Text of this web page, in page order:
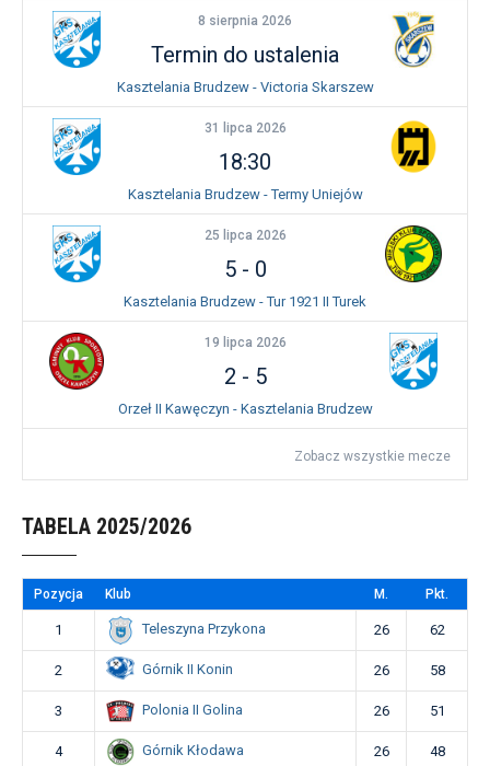
8 sierpnia 2026
Termin do ustalenia
Kasztelania Brudzew - Victoria Skarszew
31 lipca 2026
18:30
Kasztelania Brudzew - Termy Uniejów
25 lipca 2026
5- 0
Kasztelania Brudzew - Tur 1921 II Turek
19 lipca 2026
2 - 5
Orzeł II Kawęczyn - Kasztelania Brudzew
Zobacz wszystkie mecze
TABELA 2025/2026
Pozycja Klub M. Pkt.
1 Teleszyna Przykona 26 62
2 Górnik II Konin 26 58
3 Polonia II Golina 26 51
4 Górnik Kłodawa 26 48